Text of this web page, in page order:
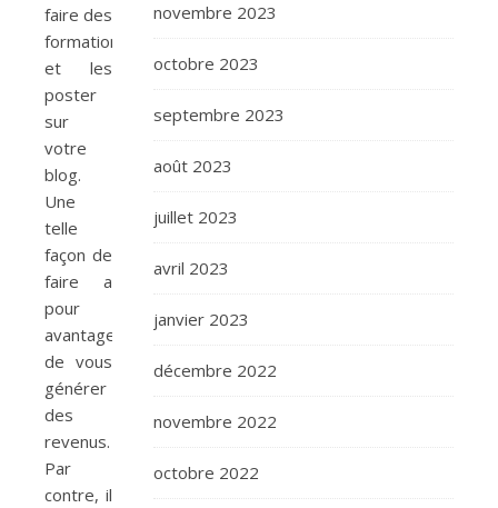
faire des
formations
et les
poster
sur
votre
blog.
Une
telle
façon de
faire a
pour
avantage
de vous
générer
des
revenus.
Par
contre, il
novembre 2023
octobre 2023
septembre 2023
août 2023
juillet 2023
avril 2023
janvier 2023
décembre 2022
novembre 2022
octobre 2022